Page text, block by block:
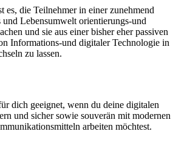
es, die Teilnehmer in einer zunehmend
Lebensumwelt orientierungs-und
und sie aus einer bisher eher passiven
Informations-und digitaler Technologie in
zu lassen.
dich geeignet, wenn du deine digitalen
und sicher sowie souverän mit modernen
arbeiten möchtest.